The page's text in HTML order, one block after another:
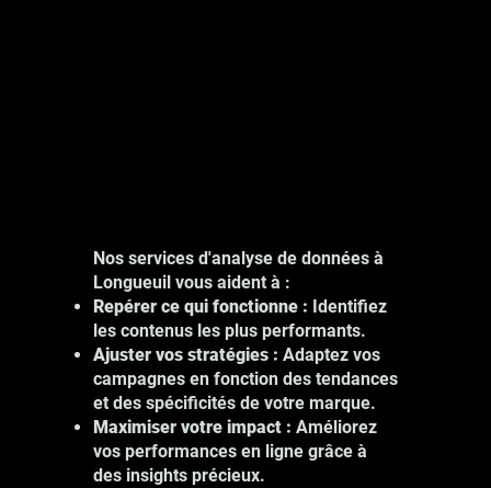
Nos services d'analyse de données à
Longueuil vous aident à :
Repérer ce qui fonctionne : Identifiez
les contenus les plus performants.
Ajuster vos stratégies : Adaptez vos
campagnes en fonction des tendances
et des spécificités de votre marque.
Maximiser votre impact : Améliorez
vos performances en ligne grâce à
des insights précieux.